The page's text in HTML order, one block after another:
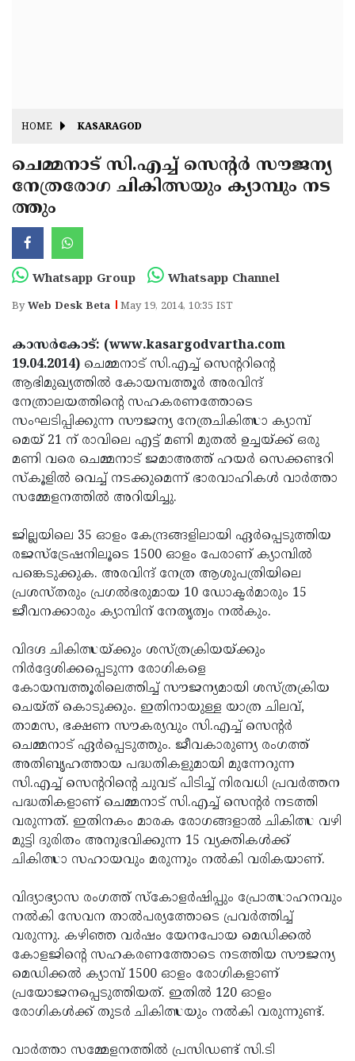
J&K
State
Assembly
Elections
Haryana
State
Assembly
Elections
Diwali
Christmas
New-
Year
Republic
Day
Budget
Election
Maha
Shivarathri
International
Women's
Day
Anti-
Drug
Campaign
Attukal
Pongala
2025
Holi
2025
IPL
2025
Eid
Al-
Fitr
2025
Waqf
Bill
Controversy
Vishu
Festival
2025
Good
Friday
Observance
2025
Easter
Sunday
2025
By-
Election
Updates
Bihar
Assembly
Polls
Kerala
Local
Body
Election
Look
Back
2025
HOME KASARAGOD
ചെമ്മനാട് സി.എച്ച് സെന്റര്‍ സൗജന്യ
നേത്രരോഗ ചികിത്സയും ക്യാമ്പും നട
ത്തും
Whatsapp Group Whatsapp Channel
ByWeb Desk Beta May 19, 2014, 10:35 IST
കാസര്‍കോട്: (www.kasargodvartha.com
19.04.2014) ചെമ്മനാട് സി.എച്ച് സെന്ററിന്റെ
ആഭിമുഖ്യത്തില്‍ കോയമ്പത്തൂര്‍ അരവിന്ദ്
നേത്രാലയത്തിന്റെ സഹകരണത്തോടെ
സംഘടിപ്പിക്കുന്ന സൗജന്യ നേത്രചികിത്സാ ക്യാമ്പ്
മെയ് 21 ന് രാവിലെ എട്ട് മണി മുതല്‍ ഉച്ചയ്ക്ക് ഒരു
മണി വരെ ചെമ്മനാട് ജമാഅത്ത് ഹയര്‍ സെക്കണ്ടറി
സ്‌കൂളില്‍ വെച്ച് നടക്കുമെന്ന് ഭാരവാഹികള്‍ വാര്‍ത്താ
സമ്മേളനത്തില്‍ അറിയിച്ചു.
ജില്ലയിലെ 35 ഓളം കേന്ദ്രങ്ങളിലായി ഏര്‍പ്പെടുത്തിയ
രജസ്‌ട്രേഷനിലൂടെ 1500 ഓളം പേരാണ് ക്യാമ്പില്‍
പങ്കെടുക്കുക. അരവിന്ദ് നേത്ര ആശുപത്രിയിലെ
പ്രശസ്തരും പ്രഗല്‍ഭരുമായ 10 ഡോക്ടര്‍മാരും 15
ജീവനക്കാരും ക്യാമ്പിന് നേതൃത്വം നല്‍കും.
വിദഗ്ദ ചികിത്സയ്ക്കും ശസ്ത്രക്രിയയ്ക്കും
നിര്‍ദ്ദേശിക്കപ്പെടുന്ന രോഗികളെ
കോയമ്പത്തൂരിലെത്തിച്ച് സൗജന്യമായി ശസ്ത്രക്രിയ
ചെയ്ത് കൊടുക്കും. ഇതിനായുള്ള യാത്ര ചിലവ്,
താമസ, ഭക്ഷണ സൗകര്യവും സി.എച്ച് സെന്റര്‍
ചെമ്മനാട് ഏര്‍പ്പെടുത്തും. ജീവകാരുണ്യ രംഗത്ത്
അതിബൃഹത്തായ പദ്ധതികളുമായി മുന്നേറുന്ന
സി.എച്ച് സെന്ററിന്റെ ചുവട് പിടിച്ച് നിരവധി പ്രവര്‍ത്തന
പദ്ധതികളാണ് ചെമ്മനാട് സി.എച്ച് സെന്റര്‍ നടത്തി
വരുന്നത്. ഇതിനകം മാരക രോഗങ്ങളാല്‍ ചികിത്സ വഴി
മുട്ടി ദുരിതം അനുഭവിക്കുന്ന 15 വ്യക്തികള്‍ക്ക്
ചികിത്സാ സഹായവും മരുന്നും നല്‍കി വരികയാണ്.
വിദ്യാഭ്യാസ രംഗത്ത് സ്‌കോളര്‍ഷിപ്പും പ്രോത്സാഹനവും
നല്‍കി സേവന താല്‍പര്യത്തോടെ പ്രവര്‍ത്തിച്ച്
വരുന്നു. കഴിഞ്ഞ വര്‍ഷം യേനപോയ മെഡിക്കല്‍
കോളജിന്റെ സഹകരണത്തോടെ നടത്തിയ സൗജന്യ
മെഡിക്കല്‍ ക്യാമ്പ് 1500 ഓളം രോഗികളാണ്
പ്രയോജനപ്പെടുത്തിയത്. ഇതില്‍ 120 ഓളം
രോഗികള്‍ക്ക് തുടര്‍ ചികിത്സയും നല്‍കി വരുന്നുണ്ട്.
വാര്‍ത്താ സമ്മേളനത്തില്‍ പ്രസിഡണ്ട് സി.ടി